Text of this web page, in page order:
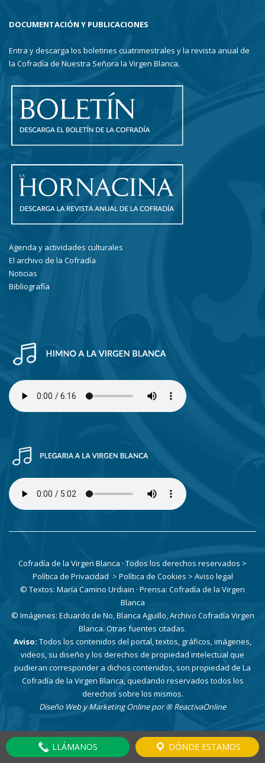
DOCUMENTACIÓN Y PUBLICACIONES
Entra y descarga los boletines cuatrimestrales y la revista anual de
la Cofradía de Nuestra Señora la Virgen Blanca.
Agenda y actividades culturales
El archivo de la Cofradía
Noticias
Bibliografía
Cofradía de la Virgen Blanca · Todos los derechos reservados >
Política de Privacidad > Política de Cookies > Aviso legal
© Textos: María Camino Urdiain · Prensa: Cofradía de la Virgen
Blanca
© Imágenes: Eduardo de No, Blanca Aguillo, Archivo Cofradía Virgen
Blanca. Otras fuentes citadas.
Aviso: Todos los contenidos del portal, textos, gráficos, imágenes,
videos, su diseño y los derechos de propiedad intelectual que
pudieran corresponder a dichos contenidos, son propiedad de La
Cofradía de la Virgen Blanca, quedando reservados todos los
derechos sobre los mismos.
Diseño Web y Marketing Online por® ReactivaOnline
LLÁMANOS DÓNDE ESTAMOS